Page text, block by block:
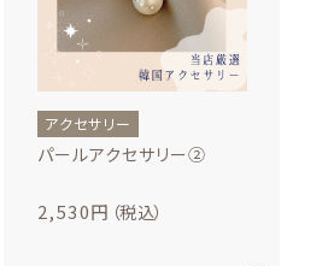
アクセサリー
パールアクセサリー②
2,530円 （税込）